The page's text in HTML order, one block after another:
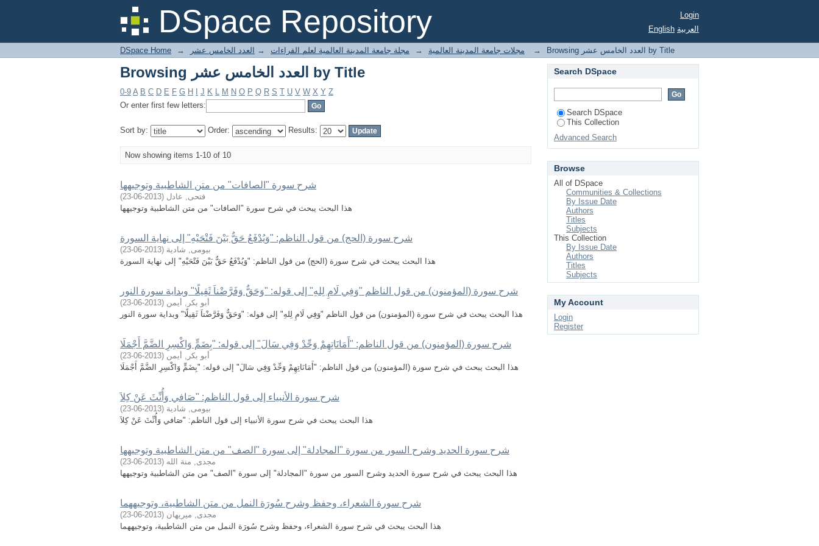
DSpace Repository
Login
English العربية
DSpace Home → مجلات جامعة المدينة العالمية → مجلة جامعة المدينة العالمية لعلم القراءات → العدد الخامس عشر → Browsing العدد الخامس عشر by Title
Browsing العدد الخامس عشر by Title
0-9 A B C D E F G H J K L M N O P Q R S T U V W X Y Z
Or enter first few letters:
Sort by: Order: Results:
Now showing items 1-10 of 10
شرح سورة "الصافات" من متن الشاطبية وتوجيهها
فتحى, عادل (
2013-06-23
)
هذا البحث يبحث في شرح سورة "الصافات" من متن الشاطبية وتوجيهها
شرح سورة (الحج) من قول الناظم: "وَيُدْفَعُ حَقٌّ بَيْنَ فَتْحَيْهِ" إلى نهاية السورة
بيومى, شادية (
2013-06-23
)
هذا البحث يبحث في شرح سورة (الحج) من قول الناظم: "وَيُدْفَعُ حَقٌّ بَيْنَ فَتْحَيْهِ" إلى نهاية السورة
شرح سورة (المؤمنون) من قول الناظم "وَفِي لَامِ لِلهِ" إلى قوله: "وَحَقٌّ وَفَرَّضْناَ ثَقِيلًا" وبداية سورة النور
أبو بكر, أيمن (
2013-06-23
)
هذا البحث يبحث في شرح سورة (المؤمنون) من قول الناظم "وَفِي لَامِ لِلهِ" إلى قوله: "وَحَقٌّ وَفَرَّضْناَ ثَقِيلًا" وبداية سورة النور
شرح سورة (المؤمنون) من قول الناظم: "أَمَانَاتِهِمْ وَحِّدْ وَفِي سَالَ" إلى قوله: "بِضَمٍّ وَاكْسِرِ الضَّمَّ أَجْمَلَا
أبو بكر, أيمن (
2013-06-23
)
هذا البحث يبحث في شرح سورة (المؤمنون) من قول الناظم: "أَمَانَاتِهِمْ وَحِّدْ وَفِي سَالَ" إلى قوله: "بِضَمٍّ وَاكْسِرِ الضَّمَّ أَجْمَلَا
شرح سورة الأنبياء إلى قول الناظم: "صَافي وَأُنِّثَ عَنْ كِلاَ
بيومى, شادية (
2013-06-23
)
هذا البحث يبحث في شرح سورة الأنبياء إلى قول الناظم: "صَافي وَأُنِّثَ عَنْ كِلاَ
شرح سورة الحديد وشرح السور من سورة "المجادلة" إلى سورة "الصف" من متن الشاطبية وتوجيهها
مجدى, منة الله (
2013-06-23
)
هذا البحث يبحث في شرح سورة الحديد وشرح السور من سورة "المجادلة" إلى سورة "الصف" من متن الشاطبية وتوجيهها
شرح سورة الشعراء، وحفظ وشرح سُورَة النمل من متن الشاطبية، وتوجيههما
مجدى, ميريهان (
2013-06-23
)
هذا البحث يبحث في شرح سورة الشعراء، وحفظ وشرح سُورَة النمل من متن الشاطبية، وتوجيههما
Search DSpace
Search DSpace
This Collection
Advanced Search
Browse
All of DSpace
Communities & Collections
By Issue Date
Authors
Titles
Subjects
This Collection
By Issue Date
Authors
Titles
Subjects
My Account
Login
Register